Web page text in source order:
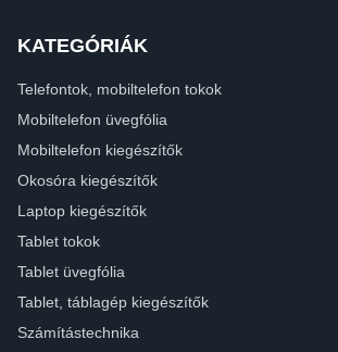
KATEGÓRIÁK
Telefontok, mobiltelefon tokok
Mobiltelefon üvegfólia
Mobiltelefon kiegészítők
Okosóra kiegészítők
Laptop kiegészítők
Tablet tokok
Tablet üvegfólia
Tablet, táblagép kiegészítők
Számítástechnika